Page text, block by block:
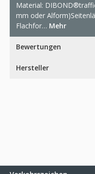
Material:
mm oder
Flachfor… Mehr
Bewertungen
Hersteller